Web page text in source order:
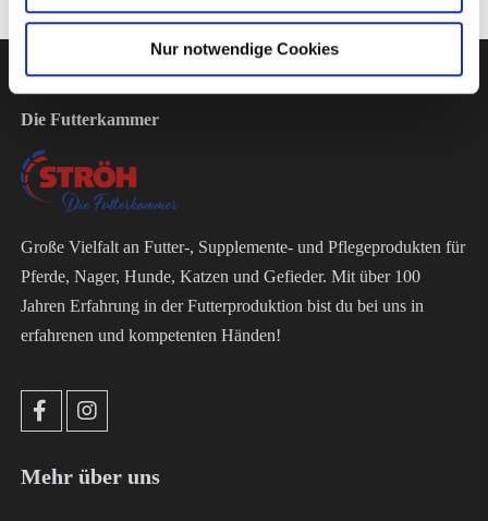
Nur notwendige Cookies
Die Futterkammer
Große Vielfalt an Futter-, Supplemente- und Pflegeprodukten für
Pferde, Nager, Hunde, Katzen und Gefieder. Mit über 100
Jahren Erfahrung in der Futterproduktion bist du bei uns in
erfahrenen und kompetenten Händen!
Mehr über uns